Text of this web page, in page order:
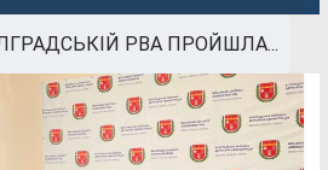
РВА ПРОЙШЛА...